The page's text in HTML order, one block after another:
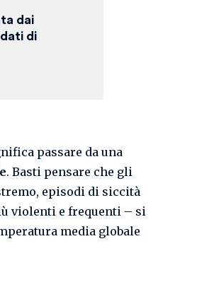
dai
di
passare da una
. Basti pensare che gli
episodi di siccità
violenti e frequenti – si
media globale